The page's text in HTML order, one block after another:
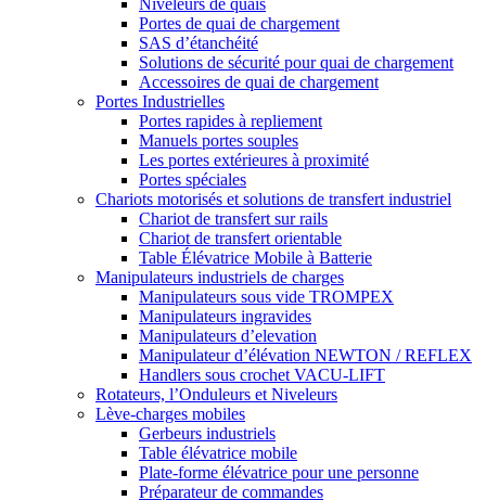
Niveleurs de quais
Portes de quai de chargement
SAS d’étanchéité
Solutions de sécurité pour quai de chargement
Accessoires de quai de chargement
Portes Industrielles
Portes rapides à repliement
Manuels portes souples
Les portes extérieures à proximité
Portes spéciales
Chariots motorisés et solutions de transfert industriel
Chariot de transfert sur rails
Chariot de transfert orientable
Table Élévatrice Mobile à Batterie
Manipulateurs industriels de charges
Manipulateurs sous vide TROMPEX
Manipulateurs ingravides
Manipulateurs d’elevation
Manipulateur d’élévation NEWTON / REFLEX
Handlers sous crochet VACU-LIFT
Rotateurs, l’Onduleurs et Niveleurs
Lève-charges mobiles
Gerbeurs industriels
Table élévatrice mobile
Plate-forme élévatrice pour une personne
Préparateur de commandes